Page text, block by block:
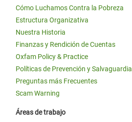
Cómo Luchamos Contra la Pobreza
Estructura Organizativa
Nuestra Historia
Finanzas y Rendición de Cuentas
Oxfam Policy & Practice
Políticas de Prevención y Salvaguardia
Preguntas más Frecuentes
Scam Warning
Áreas de trabajo